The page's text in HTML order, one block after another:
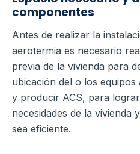
componentes
Antes de realizar la
aerotermia es necesario
previa de la vivienda para
ubicación del o los
y producir ACS, para
necesidades de la vivienda
sea eficiente.